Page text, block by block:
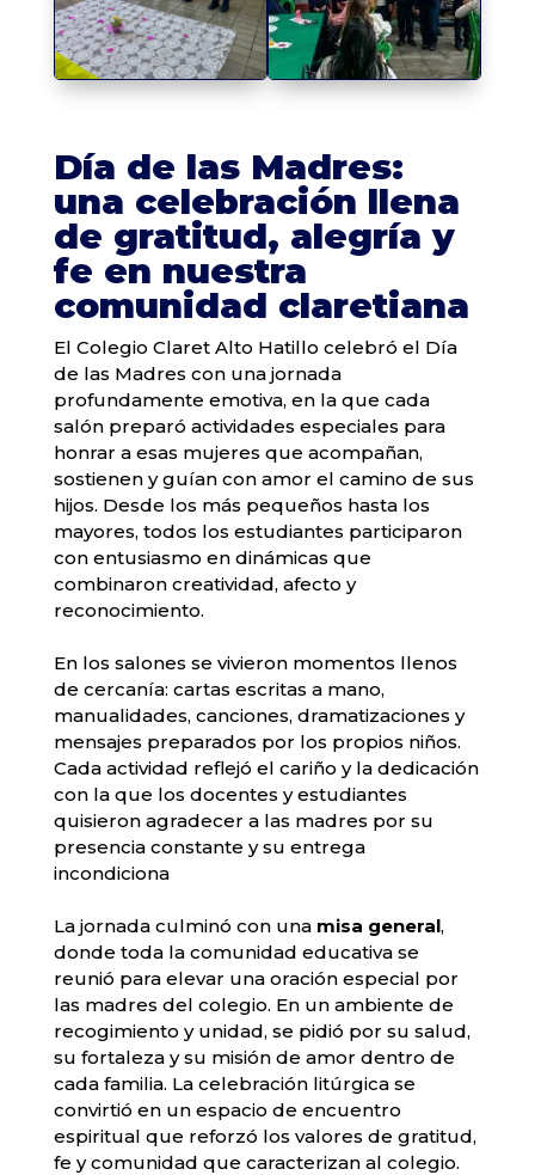
Día de las Madres:
una celebración llena
de gratitud, alegría y
fe en nuestra
comunidad claretiana
El Colegio Claret Alto Hatillo celebró el Día
de las Madres con una jornada
profundamente emotiva, en la que cada
salón preparó actividades especiales para
honrar a esas mujeres que acompañan,
sostienen y guían con amor el camino de sus
hijos. Desde los más pequeños hasta los
mayores, todos los estudiantes participaron
con entusiasmo en dinámicas que
combinaron creatividad, afecto y
reconocimiento.
En los salones se vivieron momentos llenos
de cercanía: cartas escritas a mano,
manualidades, canciones, dramatizaciones y
mensajes preparados por los propios niños.
Cada actividad reflejó el cariño y la dedicación
con la que los docentes y estudiantes
quisieron agradecer a las madres por su
presencia constante y su entrega
incondiciona
La jornada culminó con una misa general,
donde toda la comunidad educativa se
reunió para elevar una oración especial por
las madres del colegio. En un ambiente de
recogimiento y unidad, se pidió por su salud,
su fortaleza y su misión de amor dentro de
cada familia. La celebración litúrgica se
convirtió en un espacio de encuentro
espiritual que reforzó los valores de gratitud,
fe y comunidad que caracterizan al colegio.